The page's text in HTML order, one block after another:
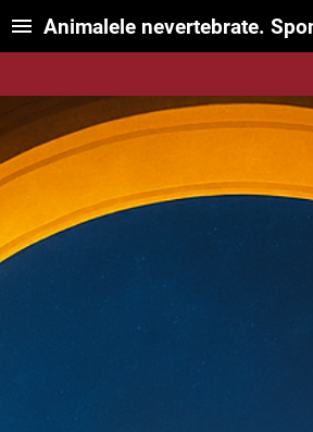
Animalele nevertebrate.